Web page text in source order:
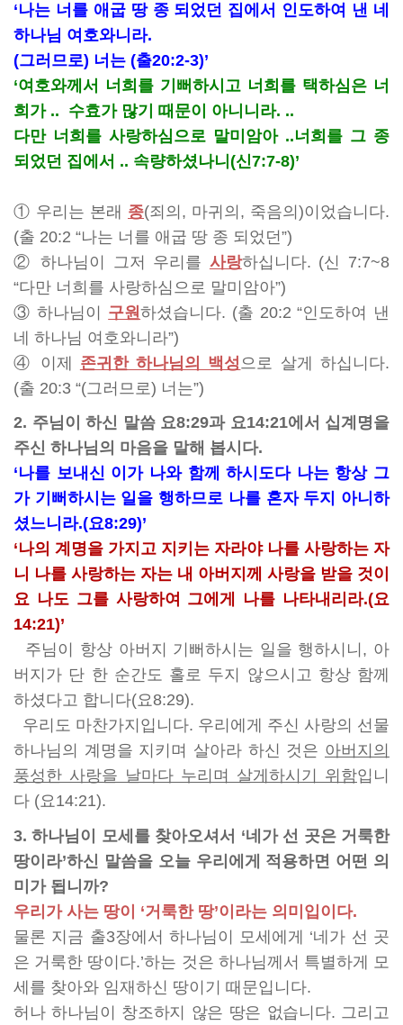
‘나는 너를 애굽 땅 종 되었던 집에서 인도하여 낸 네
하나님 여호와니라.
(그러므로) 너는 (출20:2-3)’
‘여호와께서 너희를 기뻐하시고 너희를 택하심은 너
희가 .. 수효가 많기 때문이 아니니라. ..
다만 너희를 사랑하심으로 말미암아 ..너희를 그 종
되었던 집에서 .. 속량하셨나니(신7:7-8)’
① 우리는 본래 종(죄의, 마귀의, 죽음의)이었습니다.
(출 20:2 “나는 너를 애굽 땅 종 되었던”)
② 하나님이 그저 우리를 사랑하십니다. (신 7:7~8
“다만 너희를 사랑하심으로 말미암아”)
③ 하나님이 구원하셨습니다. (출 20:2 “인도하여 낸
네 하나님 여호와니라”)
④ 이제 존귀한 하나님의 백성으로 살게 하십니다.
(출 20:3 “(그러므로) 너는”)
2. 주님이 하신 말씀 요8:29과 요14:21에서 십계명을
주신 하나님의 마음을 말해 봅시다.
‘나를 보내신 이가 나와 함께 하시도다 나는 항상 그
가 기뻐하시는 일을 행하므로 나를 혼자 두지 아니하
셨느니라.(요8:29)’
‘나의 계명을 가지고 지키는 자라야 나를 사랑하는 자
니 나를 사랑하는 자는 내 아버지께 사랑을 받을 것이
요 나도 그를 사랑하여 그에게 나를 나타내리라.(요
14:21)’
주님이 항상 아버지 기뻐하시는 일을 행하시니, 아
버지가 단 한 순간도 홀로 두지 않으시고 항상 함께
하셨다고 합니다(요8:29).
우리도 마찬가지입니다. 우리에게 주신 사랑의 선물
하나님의 계명을 지키며 살아라 하신 것은 아버지의
풍성한 사랑을 날마다 누리며 살게하시기 위함입니
다 (요14:21).
3. 하나님이 모세를 찾아오셔서 ‘네가 선 곳은 거룩한
땅이라’하신 말씀을 오늘 우리에게 적용하면 어떤 의
미가 됩니까?
우리가 사는 땅이 ‘거룩한 땅’이라는 의미입이다.
물론 지금 출3장에서 하나님이 모세에게 ‘네가 선 곳
은 거룩한 땅이다.’하는 것은 하나님께서 특별하게 모
세를 찾아와 임재하신 땅이기 때문입니다.
허나 하나님이 창조하지 않은 땅은 없습니다. 그리고